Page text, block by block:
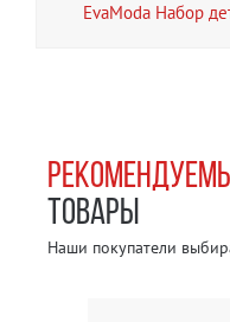
EvaModa Набор
ТОВАРЫ
Наши покупатели